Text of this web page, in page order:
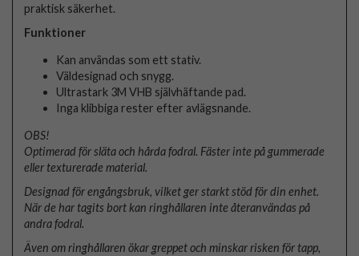
praktisk säkerhet.
Funktioner
Kan användas som ett stativ.
Väldesignad och snygg.
Ultrastark 3M VHB självhäftande pad.
Inga klibbiga rester efter avlägsnande.
OBS!
Optimerad för släta och hårda fodral. Fäster inte på gummerade
eller texturerade material.
Designad för engångsbruk, vilket ger starkt stöd för din enhet.
När de har tagits bort kan ringhållaren inte återanvändas på
andra fodral.
Även om ringhållaren ökar greppet och minskar risken för tapp,